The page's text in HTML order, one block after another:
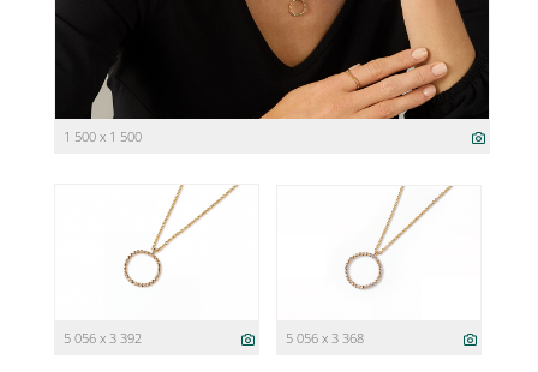
1 500 x 1 500
5 056 x 3 392 5 056 x 3 368